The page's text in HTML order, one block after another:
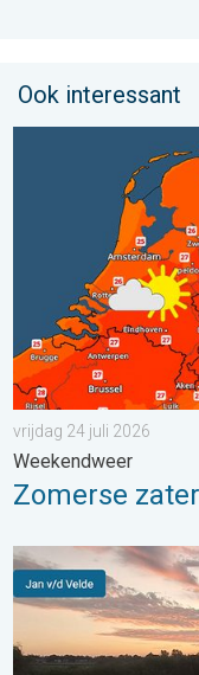
Ook interessant
Zomerse zaterdag,
vrijdag 24 juli 2026
Weekendweer
Zomerse
Stuur jouw weerfoto